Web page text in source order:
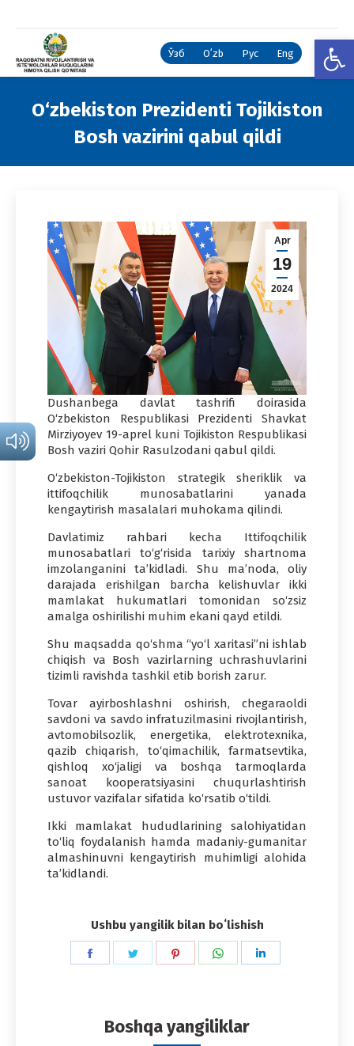
Ўзб Oʻzb Рус Eng
O‘zbekiston Prezidenti Tojikiston
Bosh vazirini qabul qildi
Apr
19
2024
Dushanbega davlat tashrifi doirasida
O‘zbekiston Respublikasi Prezidenti Shavkat
Mirziyoyev 19-aprel kuni Tojikiston Respublikasi
Bosh vaziri Qohir Rasulzodani qabul qildi.
O‘zbekiston-Tojikiston strategik sheriklik va
ittifoqchilik munosabatlarini yanada
kengaytirish masalalari muhokama qilindi.
Davlatimiz rahbari kecha Ittifoqchilik
munosabatlari to‘g‘risida tarixiy shartnoma
imzolanganini ta’kidladi. Shu ma’noda, oliy
darajada erishilgan barcha kelishuvlar ikki
mamlakat hukumatlari tomonidan so‘zsiz
amalga oshirilishi muhim ekani qayd etildi.
Shu maqsadda qo‘shma “yo‘l xaritasi”ni ishlab
chiqish va Bosh vazirlarning uchrashuvlarini
tizimli ravishda tashkil etib borish zarur.
Tovar ayirboshlashni oshirish, chegaraoldi
savdoni va savdo infratuzilmasini rivojlantirish,
avtomobilsozlik, energetika, elektrotexnika,
qazib chiqarish, to‘qimachilik, farmatsevtika,
qishloq xo‘jaligi va boshqa tarmoqlarda
sanoat kooperatsiyasini chuqurlashtirish
ustuvor vazifalar sifatida ko‘rsatib o‘tildi.
Ikki mamlakat hududlarining salohiyatidan
to‘liq foydalanish hamda madaniy-gumanitar
almashinuvni kengaytirish muhimligi alohida
ta’kidlandi.
Ushbu yangilik bilan boʻlishish
Share
Share
Share
Share
Boshqa yangiliklar